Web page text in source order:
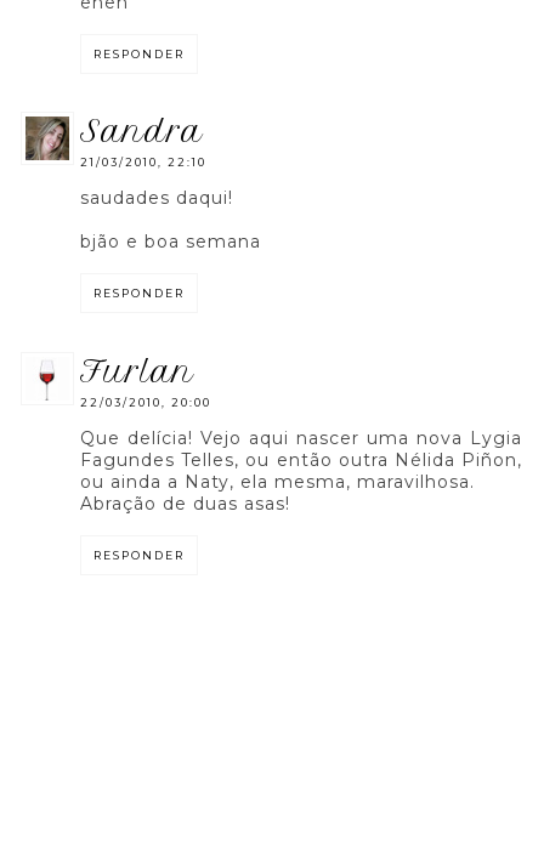
RESPONDER
sandra
21/03/2010, 22:10
saudades daqui!
bjão e boa semana
RESPONDER
furlan
22/03/2010, 20:00
Que delícia! Vejo aqui nascer uma nova Lygia
Fagundes Telles, ou então outra Nélida Piñon,
ou ainda a Naty, ela mesma, maravilhosa.
Abração de duas asas!
RESPONDER